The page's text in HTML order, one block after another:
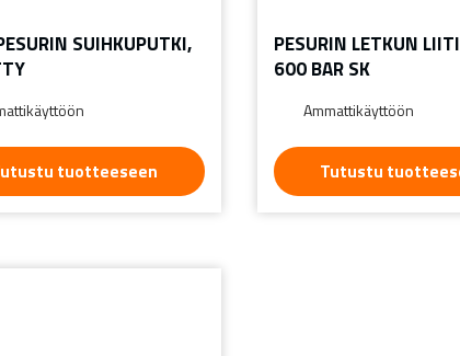
SUIHKUPUTKI,
tuotteeseen
PESURIN LETKUN
600 BAR SK
Ammattikäyttöön
Tutustu